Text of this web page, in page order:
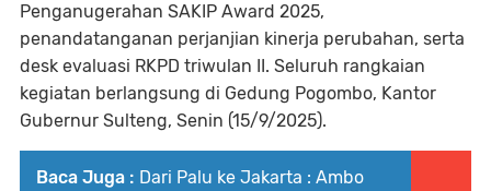
Penganugerahan SAKIP Award 2025,
penandatanganan perjanjian kinerja perubahan, serta
desk evaluasi RKPD triwulan II. Seluruh rangkaian
kegiatan berlangsung di Gedung Pogombo, Kantor
Gubernur Sulteng, Senin (15/9/2025).
Baca Juga : Dari Palu ke Jakarta : Ambo